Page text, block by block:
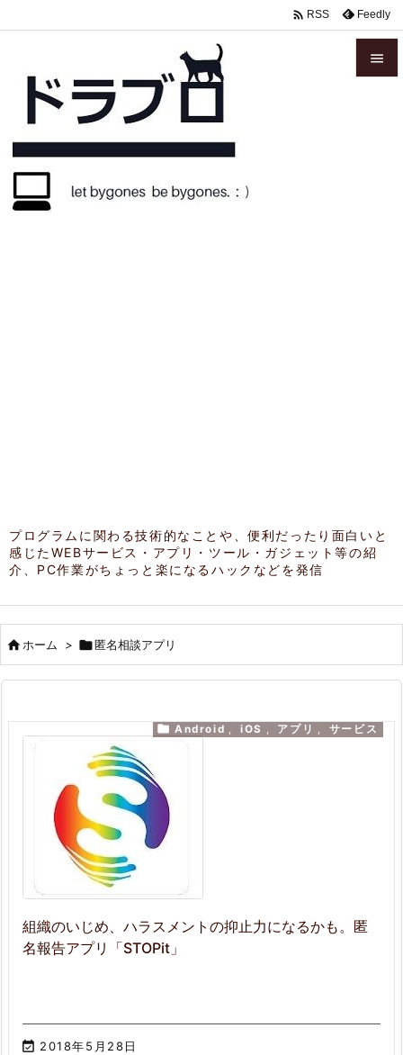
プログラムに関わる技術的なことや、便利だったり面白いと
感じたWEBサービス・アプリ・ツール・ガジェット等の紹
介、PC作業がちょっと楽になるハックなどを発信

 RSS Feedly
ホーム > 匿名相談アプリ
組織のいじめ、ハラスメントの抑止力になるかも。匿
名報告アプリ「STOPit」
 2018年5月28日
 Android , iOS , アプリ , サービス